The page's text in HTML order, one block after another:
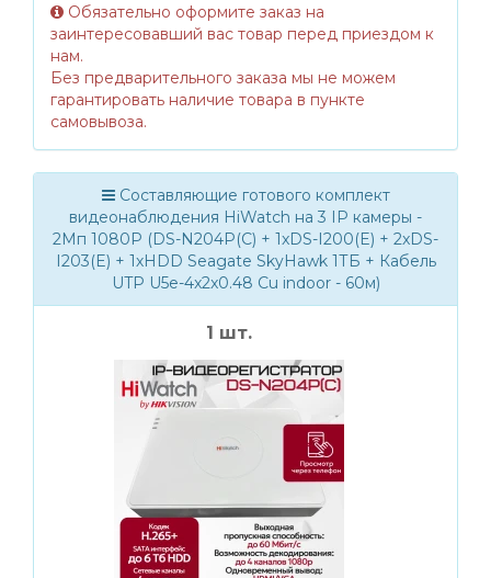
Обязательно оформите заказ на
заинтересовавший вас товар перед приездом к
нам.
Без предварительного заказа мы не можем
гарантировать наличие товара в пункте
самовывоза.
Составляющие готового комплект
видеонаблюдения HiWatch на 3 IP камеры -
2Мп 1080P (DS-N204P(C) + 1xDS-I200(E) + 2xDS-
I203(E) + 1хHDD Seagate SkyHawk 1ТБ + Кабель
UTP U5e-4x2x0.48 Cu indoor - 60м)
1 шт.